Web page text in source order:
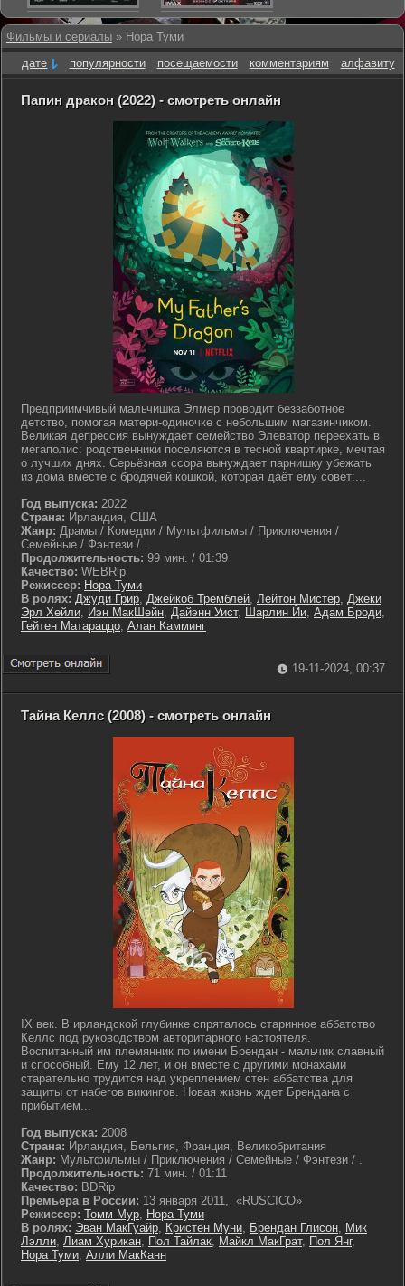
Фильмы и сериалы » Нора Туми
дате
популярности посещаемости комментариям алфавиту
Папин дракон (2022) - смотреть онлайн
Предприимчивый мальчишка Элмер проводит беззаботное
детство, помогая матери-одиночке с небольшим магазинчиком.
Великая депрессия вынуждает семейство Элеватор переехать в
мегаполис: родственники поселяются в тесной квартирке, мечтая
о лучших днях. Серьёзная ссора вынуждает парнишку убежать
из дома вместе с бродячей кошкой, которая даёт ему совет:...
Год выпуска: 2022
Страна: Ирландия, США
Жанр: Драмы / Комедии / Мультфильмы / Приключения /
Семейные / Фэнтези / .
Продолжительность: 99 мин. / 01:39
Качество: WEBRip
Режиссер: Нора Туми
В ролях: Джуди Грир, Джейкоб Тремблей, Лейтон Мистер, Джеки
Эрл Хейли, Иэн МакШейн, Дайэнн Уист, Шарлин Йи, Адам Броди,
Гейтен Матараццо, Алан Камминг
19-11-2024, 00:37
Тайна Келлс (2008) - смотреть онлайн
IX век. В ирландской глубинке спряталось старинное аббатство
Келлс под руководством авторитарного настоятеля.
Воспитанный им племянник по имени Брендан - мальчик славный
и способный. Ему 12 лет, и он вместе с другими монахами
старательно трудится над укреплением стен аббатства для
защиты от набегов викингов. Новая жизнь ждет Брендана с
прибытием...
Год выпуска: 2008
Страна: Ирландия, Бельгия, Франция, Великобритания
Жанр: Мультфильмы / Приключения / Семейные / Фэнтези / .
Продолжительность: 71 мин. / 01:11
Качество: BDRip
Премьера в России: 13 января 2011, «RUSCICO»
Режиссер: Томм Мур, Нора Туми
В ролях: Эван МакГуайр, Кристен Муни, Брендан Глисон, Мик
Лэлли, Лиам Хурикан, Пол Тайлак, Майкл МакГрат, Пол Янг,
Нора Туми, Алли МакКанн